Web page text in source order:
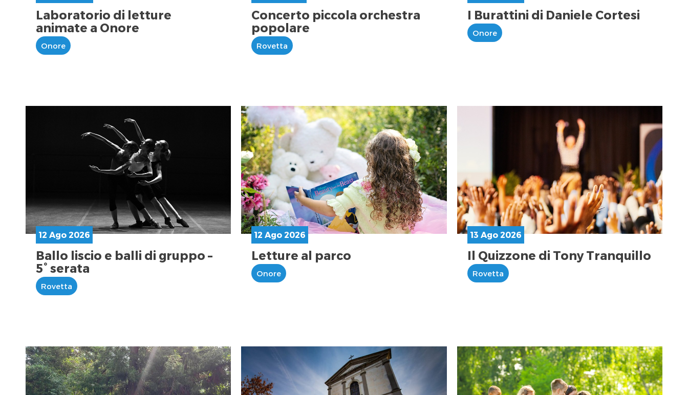
Laboratorio di letture
animate a Onore
Onore
Concerto piccola orchestra
popolare
Rovetta
I Burattini di Daniele Cortesi
Onore
12 Ago 2026
Ballo liscio e balli di gruppo –
5° serata
Rovetta
12 Ago 2026
Letture al parco
Onore
13 Ago 2026
Il Quizzone di Tony Tranquillo
Rovetta